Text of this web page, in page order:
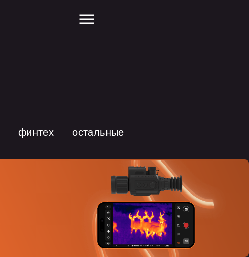
финтех остальные